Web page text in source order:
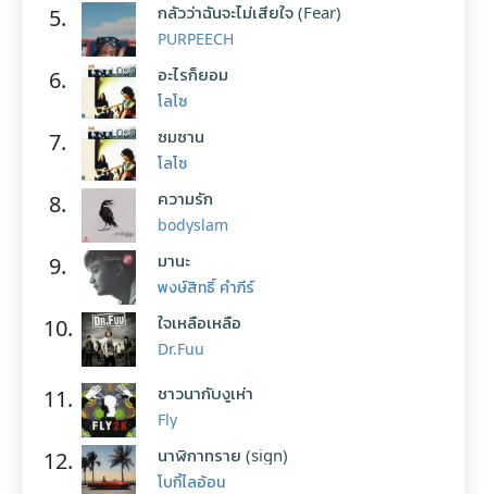
5. กลัวว่าฉันจะไม่เสียใจ (Fear)
PURPEECH
6. อะไรก็ยอม
โลโซ
7. ซมซาน
โลโซ
8. ความรัก
bodyslam
9. มานะ
พงษ์สิทธิ์ คำภีร์
10. ใจเหลือเหลือ
Dr.Fuu
11. ชาวนากับงูเห่า
Fly
12. นาฬิกาทราย (sign)
โบกี้ไลอ้อน